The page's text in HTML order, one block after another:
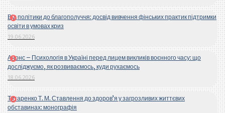
Від політики до благополуччя: досвід вивчення фінських практик підтримки
освіти в умовах криз
19.06.2026
Анонс – Психологія в Україні перед лицем викликів воєнного часу: що
досліджуємо, як розвиваємось, куди рухаємось
18.06.2026
Титаренко Т. М. Ставлення до здоров’я у загрозливих життєвих
обставинах: монографія